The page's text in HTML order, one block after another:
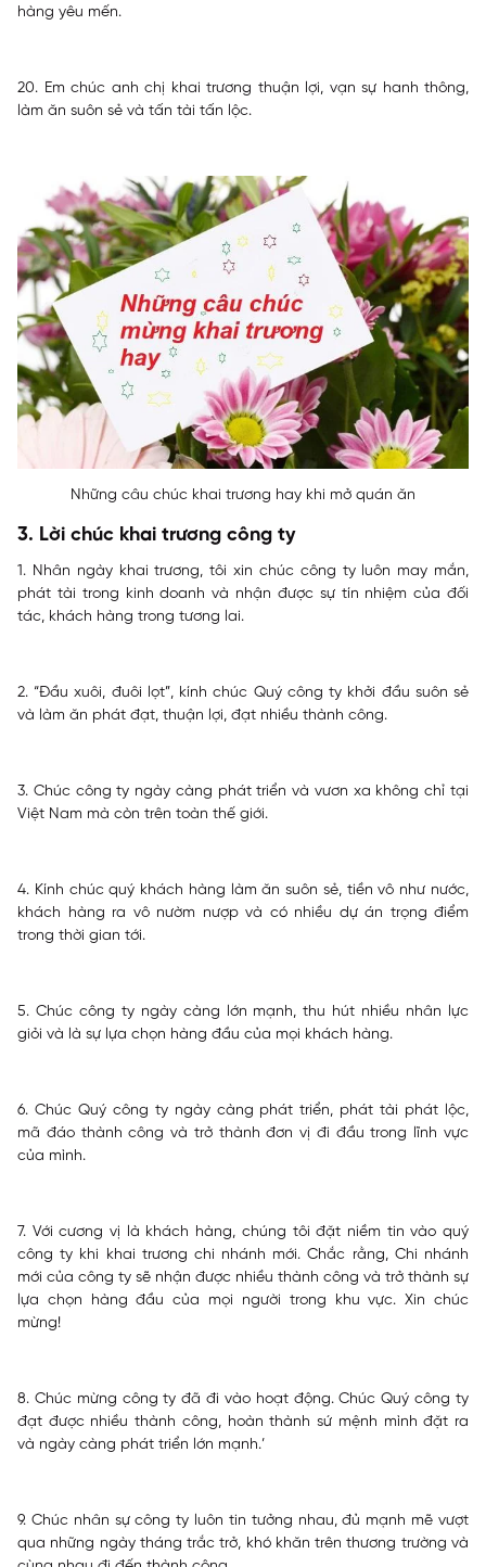
hàng yêu mến.
20. Em chúc anh chị khai trương thuận lợi, vạn sự hanh thông,
làm ăn suôn sẻ và tấn tài tấn lộc.
Những câu chúc khai trương hay khi mở quán ăn
3. Lời chúc khai trương công ty
1. Nhân ngày khai trương, tôi xin chúc công ty luôn may mắn,
phát tài trong kinh doanh và nhận được sự tín nhiệm của đối
tác, khách hàng trong tương lai.
2. “Đầu xuôi, đuôi lọt”, kính chúc Quý công ty khởi đầu suôn sẻ
và làm ăn phát đạt, thuận lợi, đạt nhiều thành công.
3. Chúc công ty ngày càng phát triển và vươn xa không chỉ tại
Việt Nam mà còn trên toàn thế giới.
4. Kính chúc quý khách hàng làm ăn suôn sẻ, tiền vô như nước,
khách hàng ra vô nườm nượp và có nhiều dự án trọng điểm
trong thời gian tới.
5. Chúc công ty ngày càng lớn mạnh, thu hút nhiều nhân lực
giỏi và là sự lựa chọn hàng đầu của mọi khách hàng.
6. Chúc Quý công ty ngày càng phát triển, phát tài phát lộc,
mã đáo thành công và trở thành đơn vị đi đầu trong lĩnh vực
của mình.
7. Với cương vị là khách hàng, chúng tôi đặt niềm tin vào quý
công ty khi khai trương chi nhánh mới. Chắc rằng, Chi nhánh
mới của công ty sẽ nhận được nhiều thành công và trở thành sự
lựa chọn hàng đầu của mọi người trong khu vực. Xin chúc
mừng!
8. Chúc mừng công ty đã đi vào hoạt động. Chúc Quý công ty
đạt được nhiều thành công, hoàn thành sứ mệnh mình đặt ra
và ngày càng phát triển lớn mạnh.’
9. Chúc nhân sự công ty luôn tin tưởng nhau, đủ mạnh mẽ vượt
qua những ngày tháng trắc trở, khó khăn trên thương trường và